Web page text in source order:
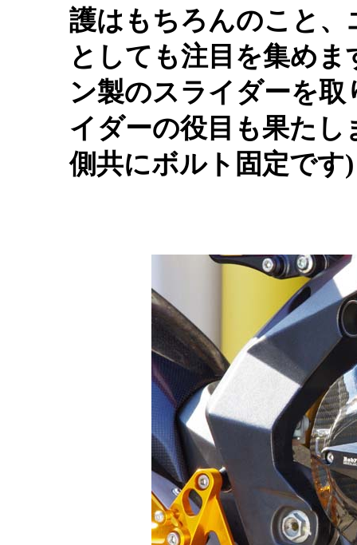
護はもちろんのこと
としても注目を集め
ン製のスライダーを
イダーの役目も果た
側共にボルト固定です)